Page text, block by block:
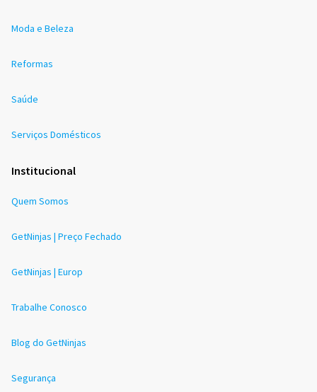
Moda e Beleza
Reformas
Saúde
Serviços Domésticos
Institucional
Quem Somos
GetNinjas | Preço Fechado
GetNinjas | Europ
Trabalhe Conosco
Blog do GetNinjas
Segurança